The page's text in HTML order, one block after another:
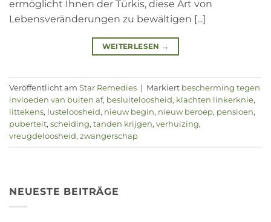
ermöglicht Ihnen der Türkis, diese Art von
Lebensveränderungen zu bewältigen [...]
WEITERLESEN →
Veröffentlicht am Star Remedies | Markiert bescherming tegen
invloeden van buiten af, besluiteloosheid, klachten linkerknie,
littekens, lusteloosheid, nieuw begin, nieuw beroep, pensioen,
puberteit, scheiding, tanden krijgen, verhuizing,
vreugdeloosheid, zwangerschap
NEUESTE BEITRÄGE